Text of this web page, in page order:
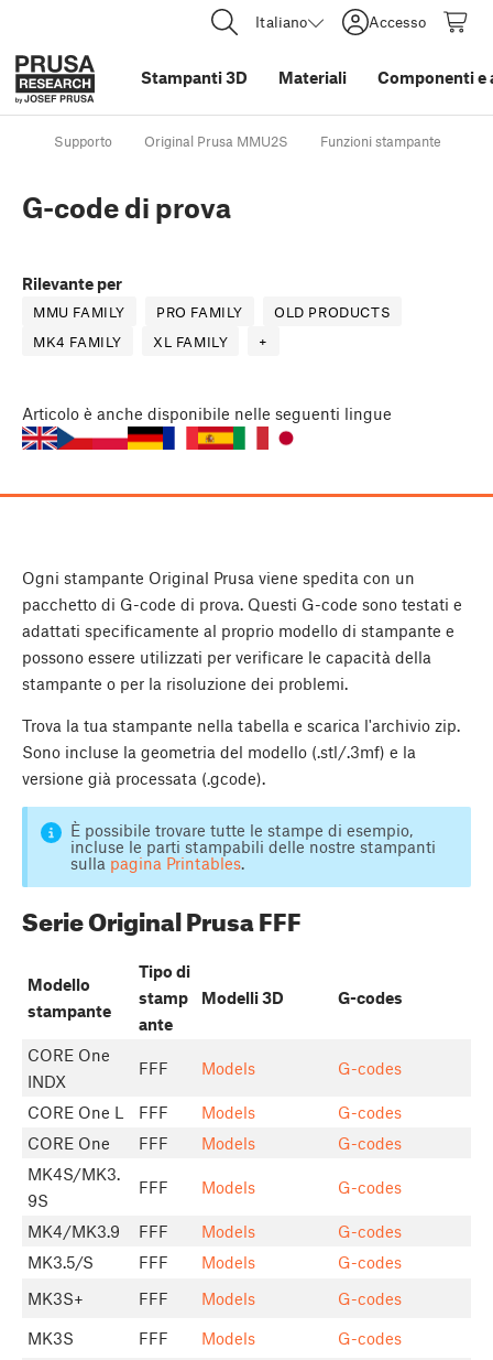
Italiano Accesso
Stampanti 3D Materiali Componenti e
Supporto Original Prusa MMU2S Funzioni stampante
G-code di prova
Rilevante per
MMU FAMILY PRO FAMILY
OLD PRODUCTS
MK4 FAMILY
XL FAMILY +
Articolo è anche disponibile nelle seguenti lingue
Ogni stampante Original Prusa viene spedita con un
pacchetto di G-code di prova. Questi G-code sono testati e
adattati specificamente al proprio modello di stampante e
possono essere utilizzati per verificare le capacità della
stampante o per la risoluzione dei problemi.
Trova la tua stampante nella tabella e scarica l'archivio zip.
Sono incluse la geometria del modello (.stl/.3mf) e la
versione già processata (.gcode).
È possibile trovare tutte le stampe di esempio,
incluse le parti stampabili delle nostre stampanti
sulla pagina Printables.
Serie Original Prusa FFF
Modello
stampante
Tipo di
stamp
ante
Modelli 3D G-codes
CORE One
INDX
FFF Models G-codes
CORE One L FFF Models
G-codes
CORE One
FFF Models
G-codes
MK4S/MK3.
9S
FFF Models G-codes
MK4/MK3.9 FFF Models
G-codes
MK3.5/S
FFF Models
G-codes
MK3S+
FFF Models
G-codes
MK3S
FFF Models
G-codes